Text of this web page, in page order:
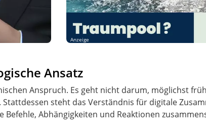
Anzeige
Ansatz
Anspruch. Es geht nicht darum, möglichst
steht das Verständnis für digitale
Abhängigkeiten und Reaktionen